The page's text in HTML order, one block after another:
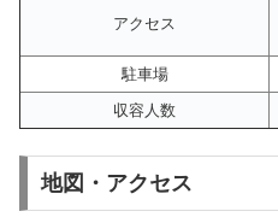
アクセス
駐車場
収容人数
地図・アクセス